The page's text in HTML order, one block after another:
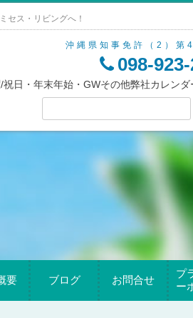
セス・リビングへ！
沖縄県知事免許（2）第
098-
祝日・年末年始・GWその他弊社カレンダ
要 ブログ お問合せ
プ
ー